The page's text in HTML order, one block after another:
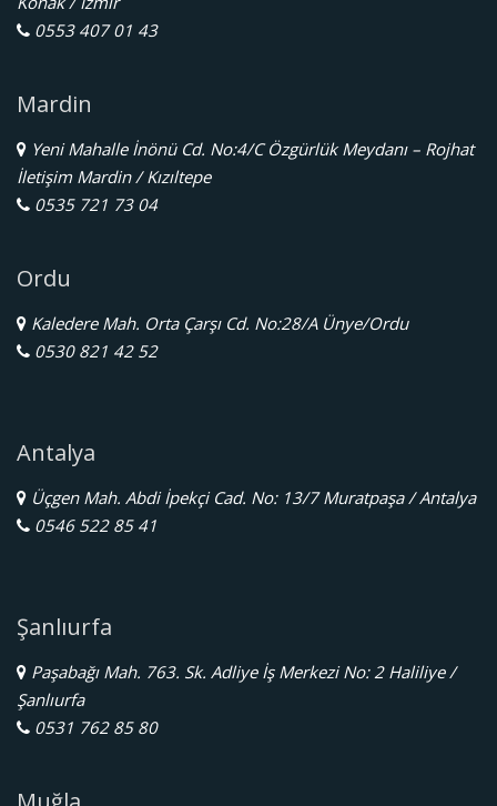
0553 407 01 43
Mardin
Yeni Mahalle İnönü Cd. No:4/C Özgürlük Meydanı – Rojhat
İletişim Mardin / Kızıltepe
0535 721 73 04
Ordu
Kaledere Mah. Orta Çarşı Cd. No:28/A Ünye/Ordu
0530 821 42 52
Antalya
Üçgen Mah. Abdi İpekçi Cad. No: 13/7 Muratpaşa / Antalya
0546 522 85 41
Şanlıurfa
Paşabağı Mah. 763. Sk. Adliye İş Merkezi No: 2 Haliliye /
Şanlıurfa
0531 762 85 80